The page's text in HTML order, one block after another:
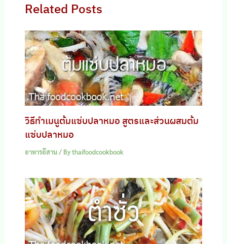
Related Posts
วิธีทำเมนูต้มแซ่บปลาหมอ สูตรและส่วนผสมต้ม
แซ่บปลาหมอ
อาหารอีสาน/ Bythaifoodcookbook